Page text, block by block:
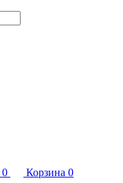
0 Корзина 0